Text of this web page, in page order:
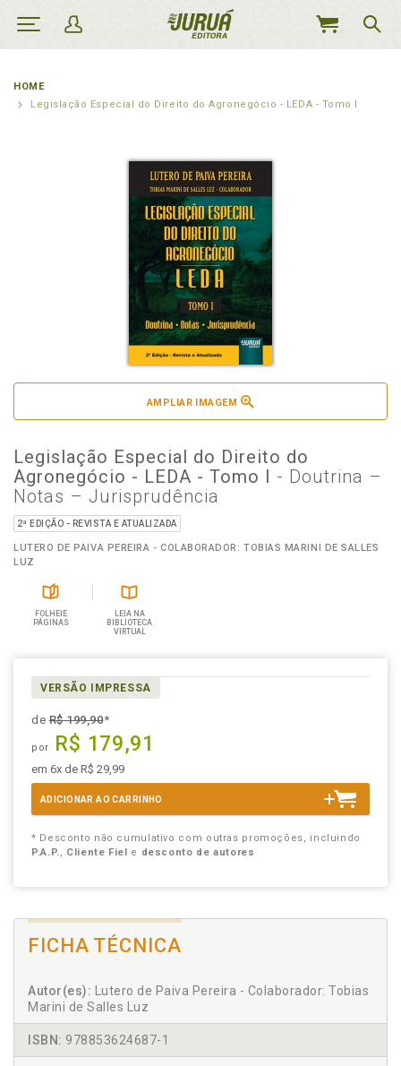
MEU
HOME
Legislação Especial do Direito do Agronegócio - LEDA - Tomo I
AMPLIAR IMAGEM
Legislação Especial do Direito do
Agronegócio - LEDA - Tomo I - Doutrina –
Notas – Jurisprudência
2ª EDIÇÃO - REVISTA E ATUALIZADA
LUTERO DE PAIVA PEREIRA - COLABORADOR: TOBIAS MARINI DE SALLES
LUZ
FOLHEIE
PÁGINAS
LEIA NA
BIBLIOTECA
VIRTUAL
VERSÃO IMPRESSA
deR$ 199,90*
por R$ 179,91
em 6x de R$ 29,99
ADICIONAR AO CARRINHO
* Desconto não cumulativo com outras promoções, incluindo
P.A.P., Cliente Fiel e desconto de autores
FICHA TÉCNICA
Autor(es): Lutero de Paiva Pereira - Colaborador: Tobias
Marini de Salles Luz
ISBN: 978853624687-1